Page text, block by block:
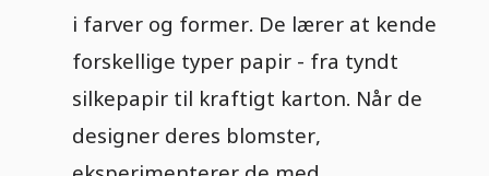
i farver og former. De lærer at kende
forskellige typer papir - fra tyndt
silkepapir til kraftigt karton. Når de
designer deres blomster,